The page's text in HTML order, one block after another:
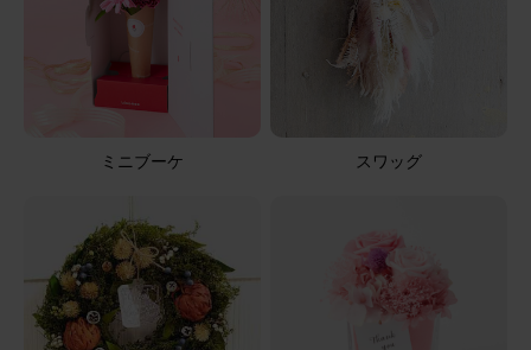
アレンジメント(白)XSサイズ
ミニブーケ スワッグ